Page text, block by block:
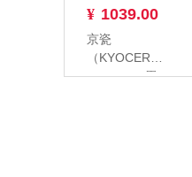
¥ 1039.00
京瓷
（KYOCERA）
PA2000W 黑